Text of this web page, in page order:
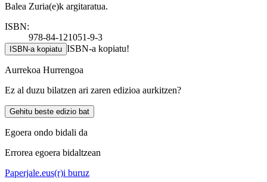
Balea Zuria(e)k argitaratua.
ISBN:
978-84-121051-9-3
ISBN-a kopiatu ISBN-a kopiatu!
Aurrekoa Hurrengoa
Ez al duzu bilatzen ari zaren edizioa aurkitzen?
Gehitu beste edizio bat
Egoera ondo bidali da
Errorea egoera bidaltzean
Paperjale.eus(r)i buruz